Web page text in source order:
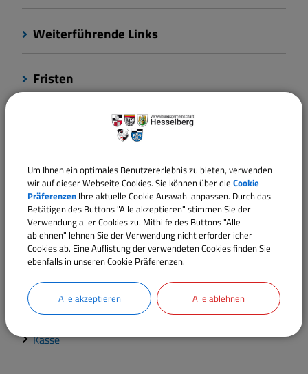
Weiterführende Links
Fristen
Rechtsbehelf
Rechtsgrundlagen
Verantwortliche Behörde
Sachgebiete
Kasse
Um Ihnen ein optimales Benutzererlebnis zu bieten, verwenden
wir auf dieser Webseite Cookies. Sie können über die Cookie
Präferenzen Ihre aktuelle Cookie Auswahl anpassen. Durch das
Betätigen des Buttons "Alle akzeptieren" stimmen Sie der
Verwendung aller Cookies zu. Mithilfe des Buttons "Alle
ablehnen" lehnen Sie der Verwendung nicht erforderlicher
Cookies ab. Eine Auflistung der verwendeten Cookies finden Sie
ebenfalls in unseren Cookie Präferenzen.
Alle akzeptieren Alle ablehnen